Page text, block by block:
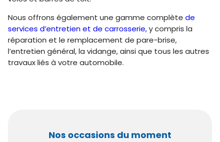
Nous offrons également une gamme complète de
services d’entretien et de carrosserie, y compris la
réparation et le remplacement de pare-brise,
l’entretien général, la vidange, ainsi que tous les autres
travaux liés à votre automobile.
Nos occasions du moment